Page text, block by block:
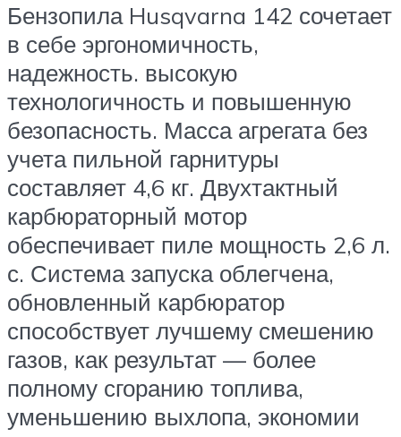
Бензопила Husqvarna 142 сочетает
в себе эргономичность,
надежность. высокую
технологичность и повышенную
безопасность. Масса агрегата без
учета пильной гарнитуры
составляет 4,6 кг. Двухтактный
карбюраторный мотор
обеспечивает пиле мощность 2,6 л.
с. Система запуска облегчена,
обновленный карбюратор
способствует лучшему смешению
газов, как результат — более
полному сгоранию топлива,
уменьшению выхлопа, экономии